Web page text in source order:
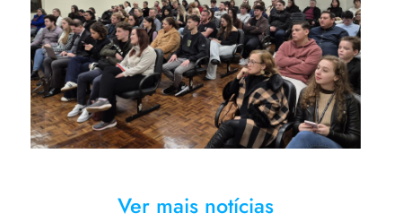
Plenário ficou lotado de
familiares dos alunos,
acadêmicos de outros
semestres e professores
Ver mais notícias